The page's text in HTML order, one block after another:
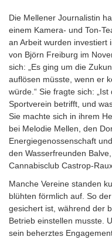
Die Mellener Journalistin
einem Kamera- und Ton-
an Arbeit wurden investiert
von Björn Freiburg im
sich: „Es ging um die
auflösen müsste, wenn er
würde.“ Sie fragte sich:
Sportverein betrifft, und
Sie machte sich in ihrem
bei Melodie Mellen, den
Energiegenossenschaft
den Wasserfreunden
Cannabisclub Castrop-
Manche Vereine standen
blühten förmlich auf. So
gesichert ist, während der
Betrieb einstellen musste.
sein beherztes